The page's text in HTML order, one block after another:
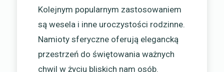
Kolejnym popularnym zastosowaniem
są wesela i inne uroczystości rodzinne.
Namioty sferyczne oferują elegancką
przestrzeń do świętowania ważnych
chwil w życiu bliskich nam osób.